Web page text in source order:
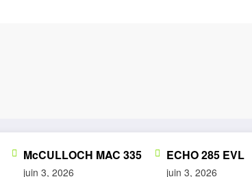
McCULLOCH MAC 335
juin 3, 2026
ECHO 285 EVL
juin 3, 2026